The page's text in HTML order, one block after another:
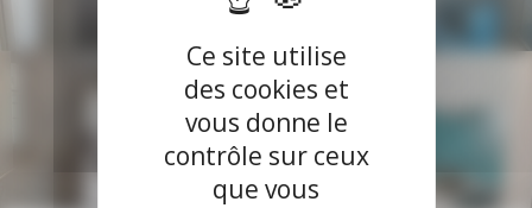
Ce site utilise
des cookies et
vous donne le
contrôle sur ceux
que vous